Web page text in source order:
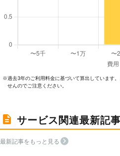
※過去3年のご利⽤料⾦に基づいて算出しています
せんのでご注意ください。
サービス関連最新記事
最新記事をもっと見る